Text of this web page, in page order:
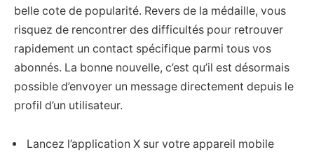
belle cote de popularité. Revers de la médaille, vous
risquez de rencontrer des difficultés pour retrouver
rapidement un contact spécifique parmi tous vos
abonnés. La bonne nouvelle, c’est qu’il est désormais
possible d’envoyer un message directement depuis le
profil d’un utilisateur.
Lancez l’application X sur votre appareil mobile